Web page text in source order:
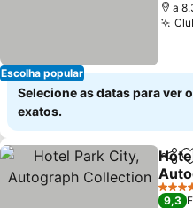
Escolha popular
a
Selecione as datas para ver
exatos.
Ver
4
9,3